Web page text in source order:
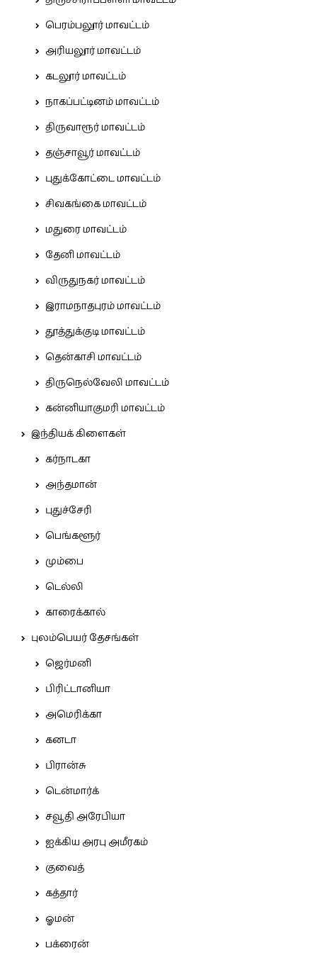
பெரம்பலூர் மாவட்டம்
அரியலூர் மாவட்டம்
கடலூர் மாவட்டம்
நாகப்பட்டினம் மாவட்டம்
திருவாரூர் மாவட்டம்
தஞ்சாவூர் மாவட்டம்
புதுக்கோட்டை மாவட்டம்
சிவகங்கை மாவட்டம்
மதுரை மாவட்டம்
தேனி மாவட்டம்
விருதுநகர் மாவட்டம்
இராமநாதபுரம் மாவட்டம்
தூத்துக்குடி மாவட்டம்
தென்காசி மாவட்டம்
திருநெல்வேலி மாவட்டம்
கன்னியாகுமரி மாவட்டம்
இந்தியக் கிளைகள்
கர்நாடகா
அந்தமான்
புதுச்சேரி
பெங்களூர்
மும்பை
டெல்லி
காரைக்கால்
புலம்பெயர் தேசங்கள்
ஜெர்மனி
பிரிட்டானியா
அமெரிக்கா
கனடா
பிரான்சு
டென்மார்க்
சவூதி அரேபியா
ஐக்கிய அரபு அமீரகம்
குவைத்
கத்தார்
ஓமன்
பக்ரைன்